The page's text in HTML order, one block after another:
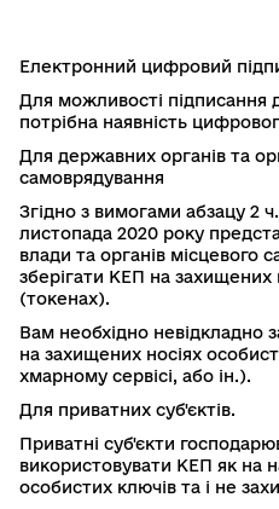
Електронний цифровий
Для можливості підписання
потрібна наявність
Для державних органів та
самоврядування
Згідно з вимогами абзацу 2
листопада 2020 року
влади та органів місцевого
зберігати КЕП на захищених
(токенах).
Вам необхідно невідкладно
на захищених носіях
хмарному сервісі, або ін.).
Для приватних суб'єктів.
Приватні суб'єкти
використовувати КЕП як на
особистих ключів та і не